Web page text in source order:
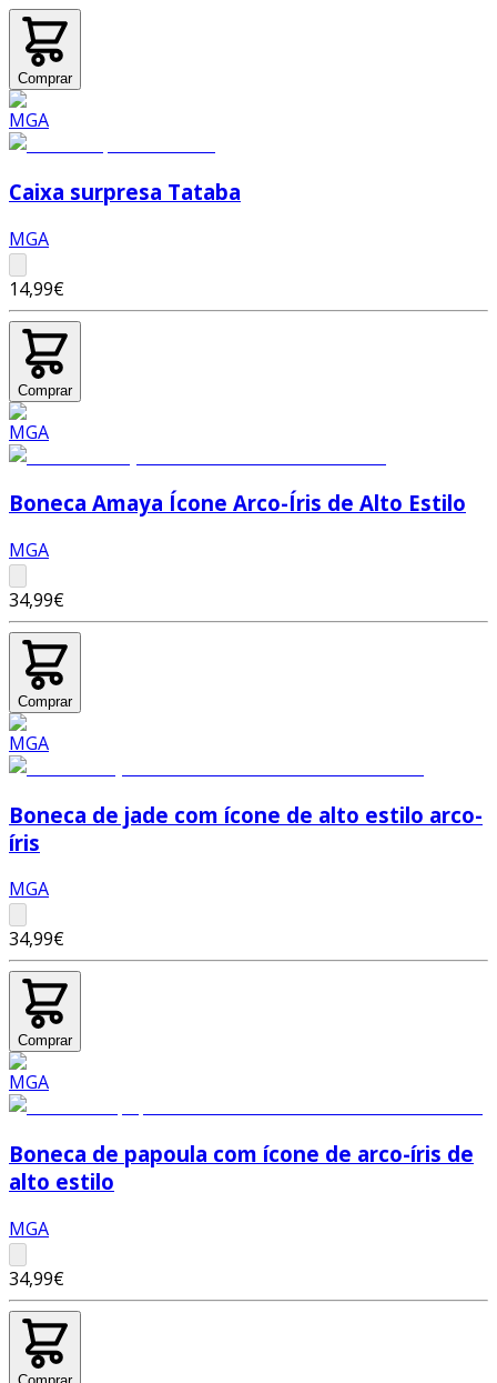
Comprar
Caixa surpresa Tataba
MGA
14,99€
Comprar
Boneca Amaya Ícone Arco-Íris de Alto Estilo
MGA
34,99€
Comprar
Boneca de jade com ícone de alto estilo arco-
íris
MGA
34,99€
Comprar
Boneca de papoula com ícone de arco-íris de
alto estilo
MGA
34,99€